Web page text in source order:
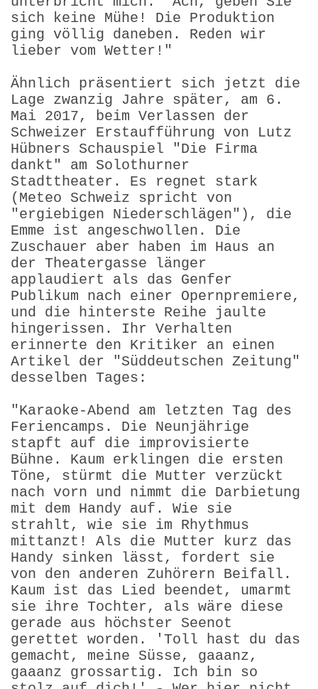
sich keine Mühe! Die Produktion
ging völlig daneben. Reden wir
lieber vom Wetter!"
Ähnlich präsentiert sich jetzt die
Lage zwanzig Jahre später, am 6.
Mai 2017, beim Verlassen der
Schweizer Erstaufführung von Lutz
Hübners Schauspiel "Die Firma
dankt" am Solothurner
Stadttheater. Es regnet stark
(Meteo Schweiz spricht von
"ergiebigen Niederschlägen"), die
Emme ist angeschwollen. Die
Zuschauer aber haben im Haus an
der Theatergasse länger
applaudiert als das Genfer
Publikum nach einer Opernpremiere,
und die hinterste Reihe jaulte
hingerissen. Ihr Verhalten
erinnerte den Kritiker an einen
Artikel der "Süddeutschen Zeitung"
desselben Tages:
"Karaoke-Abend am letzten Tag des
Feriencamps. Die Neunjährige
stapft auf die improvisierte
Bühne. Kaum erklingen die ersten
Töne, stürmt die Mutter verzückt
nach vorn und nimmt die Darbietung
mit dem Handy auf. Wie sie
strahlt, wie sie im Rhythmus
mittanzt! Als die Mutter kurz das
Handy sinken lässt, fordert sie
von den anderen Zuhörern Beifall.
Kaum ist das Lied beendet, umarmt
sie ihre Tochter, als wäre diese
gerade aus höchster Seenot
gerettet worden. 'Toll hast du das
gemacht, meine Süsse, gaaanz,
gaaanz grossartig. Ich bin so